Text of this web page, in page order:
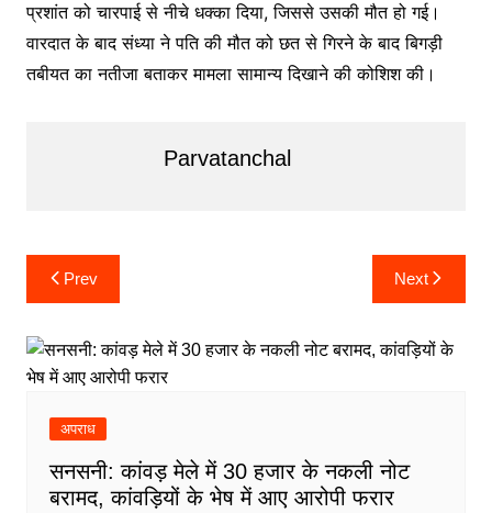
प्रशांत को चारपाई से नीचे धक्का दिया, जिससे उसकी मौत हो गई।
वारदात के बाद संध्या ने पति की मौत को छत से गिरने के बाद बिगड़ी
तबीयत का नतीजा बताकर मामला सामान्य दिखाने की कोशिश की।
Parvatanchal
Post
navigation
Prev Next
अपराध
सनसनी: कांवड़ मेले में 30 हजार के नकली नोट
बरामद, कांवड़ियों के भेष में आए आरोपी फरार